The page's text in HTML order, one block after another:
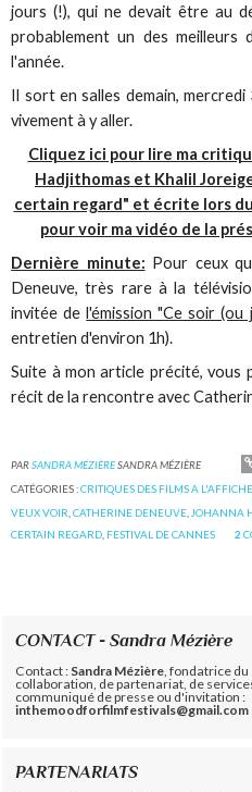
jours (!), qui ne devait être au
probablement un des meilleurs
l'année.
Il sort en salles demain,
vivement à y aller.
Cliquez ici pour lire ma
Hadjithomas et Khalil
certain regard" et écrite lors
pour voir ma vidéo de la
Dernière minute: Pour ceux
Deneuve, très rare à la
invitée del'émission "Ce soir (ou
entretien d'environ 1h).
Suite à mon article précité, vous
récit de la rencontre avec
PARSANDRA MÉZIÈRESANDRA MÉZIÈRE
CATÉGORIES :CRITIQUES DES FILMS A
VEUX VOIR ,CATHERINE DENEUVE JOHANNA
CERTAIN REGARD FESTIVAL DE CANNES 2
CONTACT - Sandra Mézière
Contact : Sandra Mézière , fondatrice
collaboration, de partenariat, de
communiqué de presse ou d'invitation :
inthemoodforfilmfestivals@gmail.com
PARTENARIATS